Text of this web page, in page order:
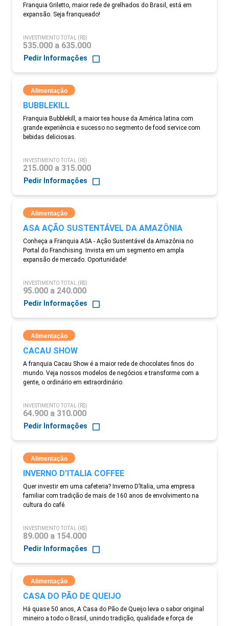
Franquia Griletto, maior rede de grelhados do Brasil, está em
expansão. Seja franqueado!
INVESTIMENTO TOTAL (R$)
535.000 a 635.000
Pedir Informações
Alimentação
BUBBLEKILL
Franquia Bubblekill, a maior tea house da América latina com
grande experiência e sucesso no segmento de food service com
bebidas deliciosas.
INVESTIMENTO TOTAL (R$)
215.000 a 315.000
Pedir Informações
Alimentação
ASA AÇÃO SUSTENTÁVEL DA AMAZÔNIA
Conheça a Franquia ASA - Ação Sustentável da Amazônia no
Portal do Franchising. Invista em um segmento em ampla
expansão de mercado. Oportunidade!
INVESTIMENTO TOTAL (R$)
95.000 a 240.000
Pedir Informações
Alimentação
CACAU SHOW
A franquia Cacau Show é a maior rede de chocolates finos do
mundo. Veja nossos modelos de negócios e transforme com a
gente, o ordinário em extraordinário.
INVESTIMENTO TOTAL (R$)
64.900 a 310.000
Pedir Informações
Alimentação
INVERNO D'ITALIA COFFEE
Quer investir em uma cafeteria? Inverno D’Italia, uma empresa
familiar com tradição de mais de 160 anos de envolvimento na
cultura do café.
INVESTIMENTO TOTAL (R$)
89.000 a 154.000
Pedir Informações
Alimentação
CASA DO PÃO DE QUEIJO
Há quase 50 anos, A Casa do Pão de Queijo leva o sabor original
mineiro a todo o Brasil, unindo tradição, qualidade e força de